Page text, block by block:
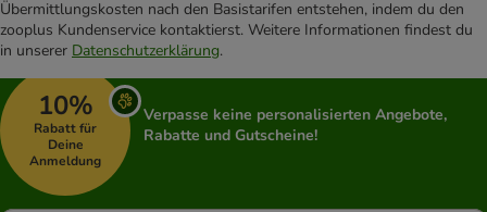
Übermittlungskosten nach den Basistarifen entstehen, indem du den
zooplus Kundenservice kontaktierst. Weitere Informationen findest du
in unserer Datenschutzerklärung.
10%
Rabatt für
Deine
Anmeldung
Verpasse keine personalisierten Angebote,
Rabatte und Gutscheine!